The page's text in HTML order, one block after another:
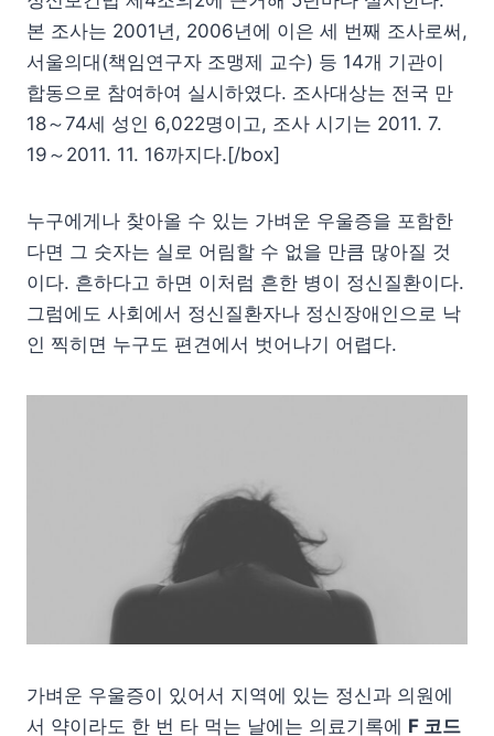
본 조사는 2001년, 2006년에 이은 세 번째 조사로써,
서울의대(책임연구자 조맹제 교수) 등 14개 기관이
합동으로 참여하여 실시하였다. 조사대상는 전국 만
18～74세 성인 6,022명이고, 조사 시기는 2011. 7.
19～2011. 11. 16까지다.[/box]
누구에게나 찾아올 수 있는 가벼운 우울증을 포함한
다면 그 숫자는 실로 어림할 수 없을 만큼 많아질 것
이다. 흔하다고 하면 이처럼 흔한 병이 정신질환이다.
그럼에도 사회에서 정신질환자나 정신장애인으로 낙
인 찍히면 누구도 편견에서 벗어나기 어렵다.
가벼운 우울증이 있어서 지역에 있는 정신과 의원에
서 약이라도 한 번 타 먹는 날에는 의료기록에 F 코드